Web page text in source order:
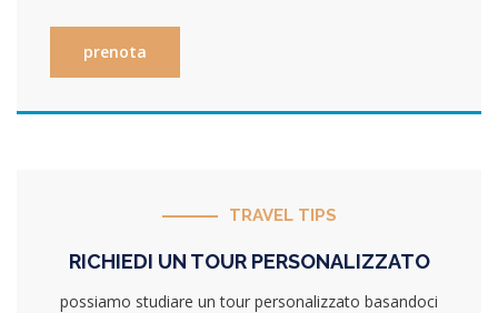
TRAVEL TIPS
RICHIEDI UN TOUR PERSONALIZZATO
possiamo studiare un tour personalizzato basandoci